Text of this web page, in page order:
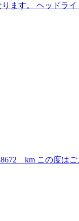
ます。 ヘッドラ
km この度はご